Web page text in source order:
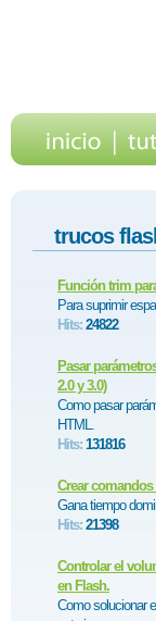
trucos
Función trim
Para suprimir
Hits: 24822
Pasar
2.0 y 3.0)
Como pasar
HTML.
Hits: 131816
Crear
Gana tiempo
Hits: 21398
Controlar el
en Flash.
Como solucionar